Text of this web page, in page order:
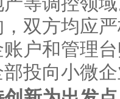
双方均应
户和管理
投向小微